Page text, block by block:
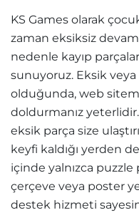
KS Games olarak
zaman eksiksiz
nedenle kayıp
sunuyoruz. Eksik
olduğunda, web
doldurmanız
eksik parça size
keyfi kaldığı yerden
içinde yalnızca puzzle
çerçeve veya poster
destek hizmeti